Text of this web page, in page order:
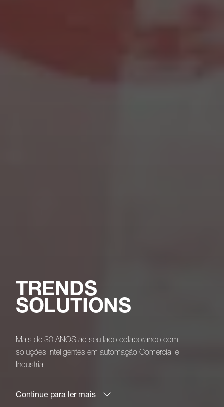
TRENDS
SOLUTIONS
Mais de 30 ANOS ao seu lado colaborando com
soluções inteligentes em automação Comercial e
Industrial
Continue para ler mais